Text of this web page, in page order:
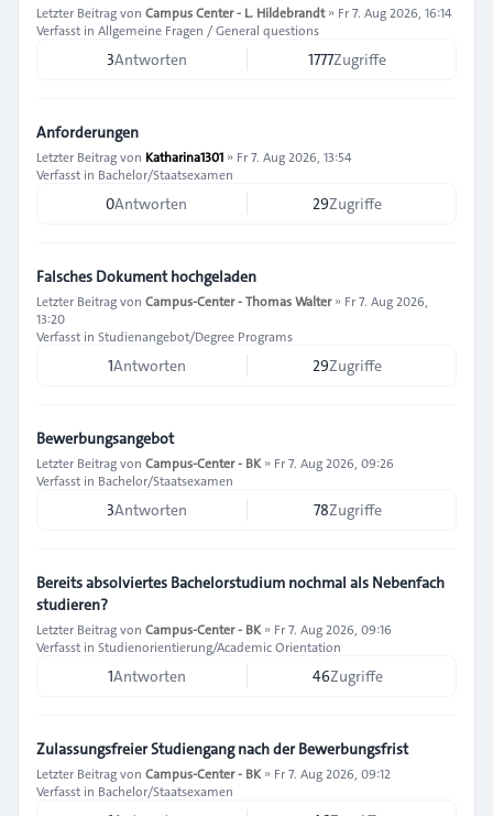
Letzter Beitrag von Campus Center - L. Hildebrandt» Fr 7. Aug 2026, 16:14
Verfasst in Allgemeine Fragen / General questions
3Antworten 1777Zugriffe
Anforderungen
Letzter Beitrag von Katharina1301 » Fr 7. Aug 2026, 13:54
Verfasst in Bachelor/Staatsexamen
0Antworten 29Zugriffe
Falsches Dokument hochgeladen
Letzter Beitrag von Campus-Center - Thomas Walter» Fr 7. Aug 2026,
13:20
Verfasst in Studienangebot/Degree Programs
1Antworten 29Zugriffe
Bewerbungsangebot
Letzter Beitrag von Campus-Center - BK» Fr 7. Aug 2026, 09:26
Verfasst in Bachelor/Staatsexamen
3Antworten 78Zugriffe
Bereits absolviertes Bachelorstudium nochmal als Nebenfach
studieren?
Letzter Beitrag von Campus-Center - BK» Fr 7. Aug 2026, 09:16
Verfasst in Studienorientierung/Academic Orientation
1Antworten 46Zugriffe
Zulassungsfreier Studiengang nach der Bewerbungsfrist
Letzter Beitrag von Campus-Center - BK» Fr 7. Aug 2026, 09:12
Verfasst in Bachelor/Staatsexamen